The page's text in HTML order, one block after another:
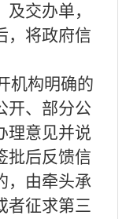
交办单，
，将政府信
机构明确的
开、部分公
理意见并说
批后反馈信
由牵头承
者征求第三